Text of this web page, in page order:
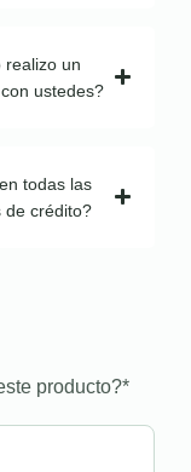
realizo un
ustedes?
todas las
de crédito?
producto?*